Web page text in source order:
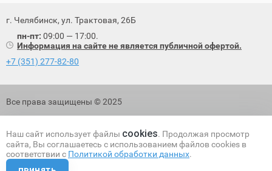
г. Челябинск, ул. Трактовая, 26Б
пн-пт: 09:00 — 17:00.
Информация на сайте не является публичной офертой.
+7 (351) 277-82-80
Все права защищены © 2025
Наш сайт использует файлы cookies. Продолжая просмотр
сайта, Вы соглашаетесь с использованием файлов cookies в
соответствии с Политикой обработки данных.